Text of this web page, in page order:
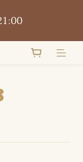
樓O2Omall
1樓O2Omall